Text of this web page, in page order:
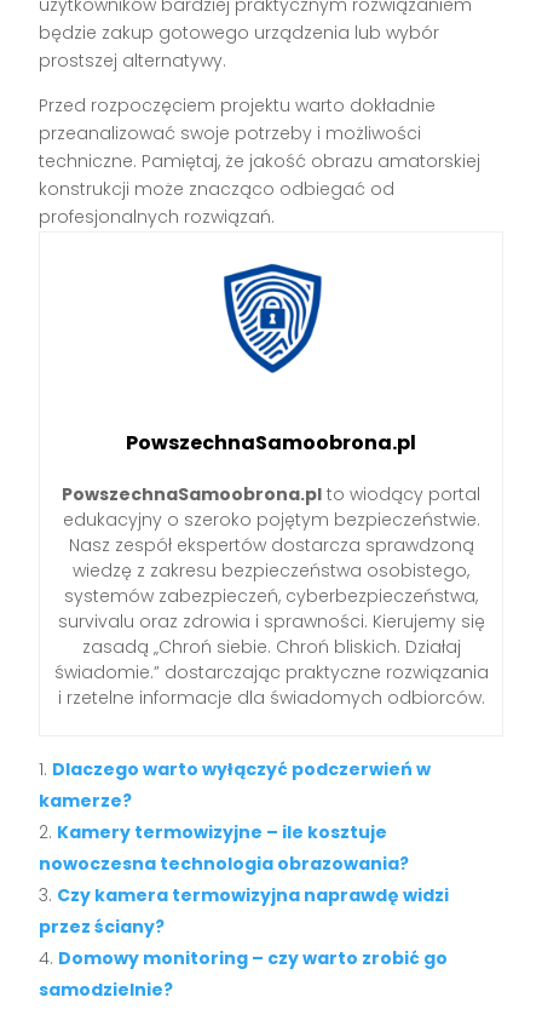
użytkowników bardziej praktycznym rozwiązaniem
będzie zakup gotowego urządzenia lub wybór
prostszej alternatywy.
Przed rozpoczęciem projektu warto dokładnie
przeanalizować swoje potrzeby i możliwości
techniczne. Pamiętaj, że jakość obrazu amatorskiej
konstrukcji może znacząco odbiegać od
profesjonalnych rozwiązań.
PowszechnaSamoobrona.pl
PowszechnaSamoobrona.pl to wiodący portal
edukacyjny o szeroko pojętym bezpieczeństwie.
Nasz zespół ekspertów dostarcza sprawdzoną
wiedzę z zakresu bezpieczeństwa osobistego,
systemów zabezpieczeń, cyberbezpieczeństwa,
survivalu oraz zdrowia i sprawności. Kierujemy się
zasadą „Chroń siebie. Chroń bliskich. Działaj
świadomie.” dostarczając praktyczne rozwiązania
i rzetelne informacje dla świadomych odbiorców.
Dlaczego warto wyłączyć podczerwień w
kamerze?
Kamery termowizyjne – ile kosztuje
nowoczesna technologia obrazowania?
Czy kamera termowizyjna naprawdę widzi
przez ściany?
Domowy monitoring – czy warto zrobić go
samodzielnie?